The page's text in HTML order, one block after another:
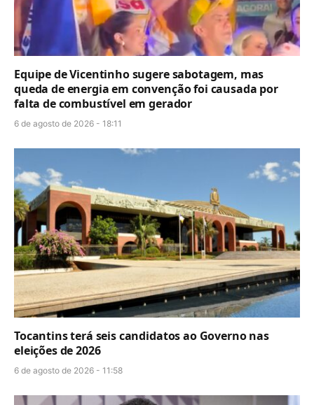
Equipe de Vicentinho sugere sabotagem, mas
queda de energia em convenção foi causada por
falta de combustível em gerador
6 de agosto de 2026 - 18:11
Tocantins terá seis candidatos ao Governo nas
eleições de 2026
6 de agosto de 2026 - 11:58